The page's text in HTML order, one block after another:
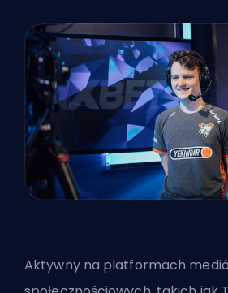
Aktywny na platformach